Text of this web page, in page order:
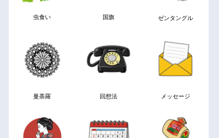
虫食い 国旗 ゼンタングル
曼荼羅 回想法 メッセージ